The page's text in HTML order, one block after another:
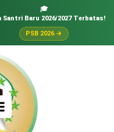
🎓
Santri Baru 2026/2027 Terbatas!
PSB 2026 →